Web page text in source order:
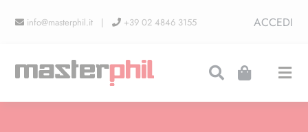
info@masterphil.it | +39 02 4846 3155 ACCEDI